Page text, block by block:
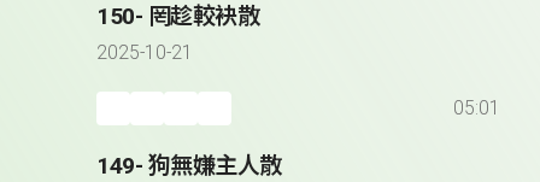
150- 罔趁較袂散
2025-10-21
05:01
149- 狗無嫌主人散